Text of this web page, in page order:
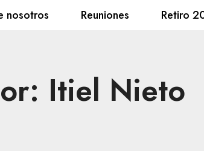
nosotros Reuniones Retiro
Itiel Nieto